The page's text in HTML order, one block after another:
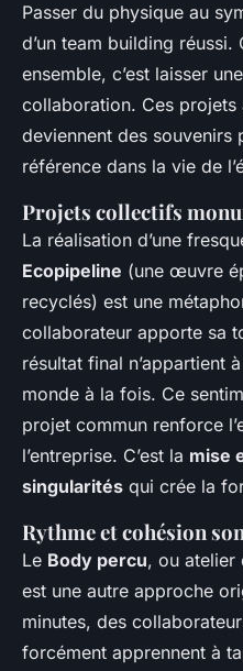
Passer du physique au
d’un team building
ensemble, c’est laisser
collaboration. Ces projets
deviennent des souvenirs
référence dans la vie de
Projets collectifs
La réalisation d’une
Ecopipeline (une œuvre
recyclés) est une
collaborateur apporte sa
résultat final n’appartient
monde à la fois. Ce
projet commun renforce
l’entreprise. C’est la mise
singularités qui crée la
Rythme et cohésion
Le Body percu, ou atelier
est une autre approche
minutes, des
forcément apprennent à